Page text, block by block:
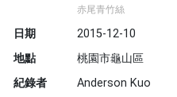
赤尾青竹絲
日期
2015-12-10
地點
桃園市龜山區
紀錄者
Anderson Kuo